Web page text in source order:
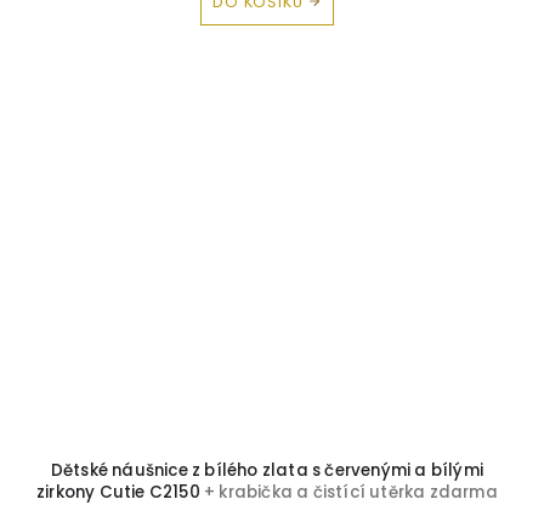
Dětské náušnice z bílého zlata s červenými a bílými
zirkony Cutie C2150 + krabička a čistící utěrka zdarma